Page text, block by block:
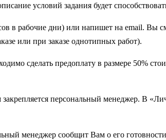
условий задания будет
в рабочие дни) или напишет на email. Вы
или при заказе однотипных работ).
сделать предоплату в размере 50%
персональный менеджер. В
менеджер сообщит Вам о его